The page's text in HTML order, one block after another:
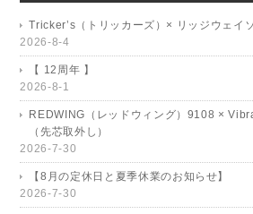
Tricker’s（トリッカーズ）× リッジウェイ
2026-8-4
【 12周年 】
2026-8-1
REDWING（レッドウィング）9108 ×
（先芯取外し）
2026-7-30
【8月の定休日と夏季休業のお知らせ】
2026-7-30